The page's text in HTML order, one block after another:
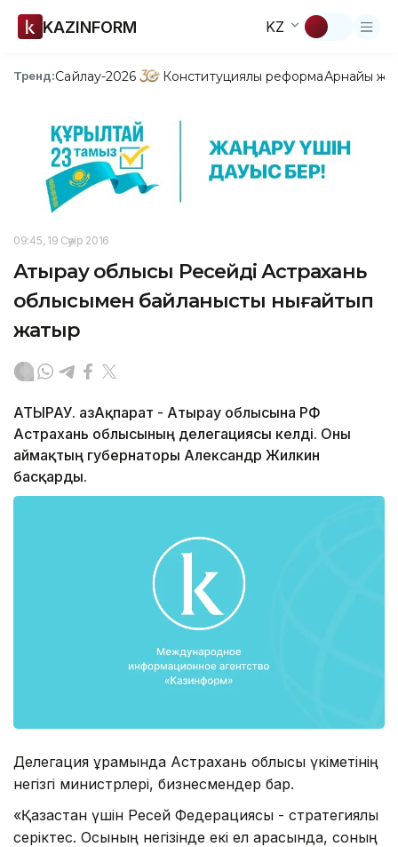
KAZINFORM KZ
Тренд:Сайлау-2026 Конституциялық реформаАрнайы
09:45, 19 Сәуір 2016
Атырау облысы Ресейдің Астрахань
облысымен байланысты нығайтып
жатыр
АТЫРАУ. ҚазАқпарат - Атырау облысына РФ
Астрахань облысының делегациясы келді. Оны
аймақтың губернаторы Александр Жилкин
басқарды.
Делегация құрамында Астрахань облысы үкіметінің
негізгі министрлері, бизнесмендер бар.
«Қазақстан үшін Ресей Федерациясы - стратегиялық
серіктес. Осының негізінде екі ел арасында, соның